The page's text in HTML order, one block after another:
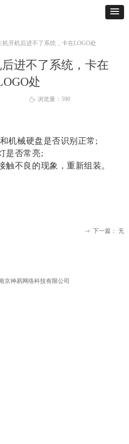
进不了系统，卡在
处
开机后进不了系统，卡在LOGO处
机械硬盘是否识别正常;
是否常亮;
触不良的现象，重新组装。
ꄘ 浏览量：590
ꁹ 下一篇： 无
京神易网络科技有限公司